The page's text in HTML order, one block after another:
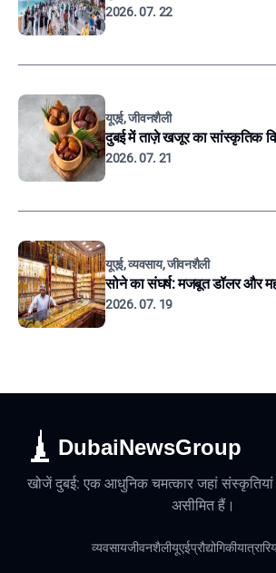
2026. 07. 22
यूएई, जीवनशैली
दुबई में ताज़े खजूर का सांस्कृतिक
2026. 07. 21
यूएई, व्यवसाय, जीवनशैली
सोने का संघर्ष: मजबूत डॉलर और
2026. 07. 19
DubaiNewsGroup
खोजें दुबई: एक आधुनिक चमत्कार जहां
असीमित हैं।
व्यवसायजीवनशैलीयूएईप्रौद्योगिकीयात्रा